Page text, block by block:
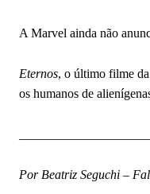
A Marvel ainda não
Eternos, o último filme
os humanos de
Por Beatriz Seguchi –